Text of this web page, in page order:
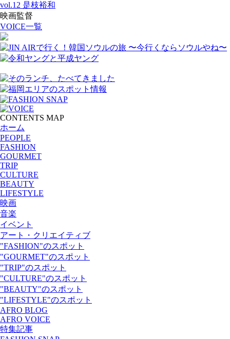
vol.12 是枝裕和
映画監督
VOICE一覧
CONTENTS MAP
ホーム
PEOPLE
FASHION
GOURMET
TRIP
CULTURE
BEAUTY
LIFESTYLE
映画
音楽
イベント
アート・クリエイティブ
"FASHION"のスポット
"GOURMET"のスポット
"TRIP"のスポット
"CULTURE"のスポット
"BEAUTY"のスポット
"LIFESTYLE"のスポット
AFRO BLOG
AFRO VOICE
特集記事